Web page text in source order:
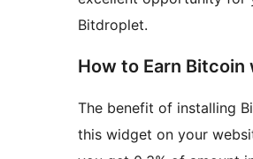
Bitdroplet.
How to Earn
The benefit of installing
this widget on your